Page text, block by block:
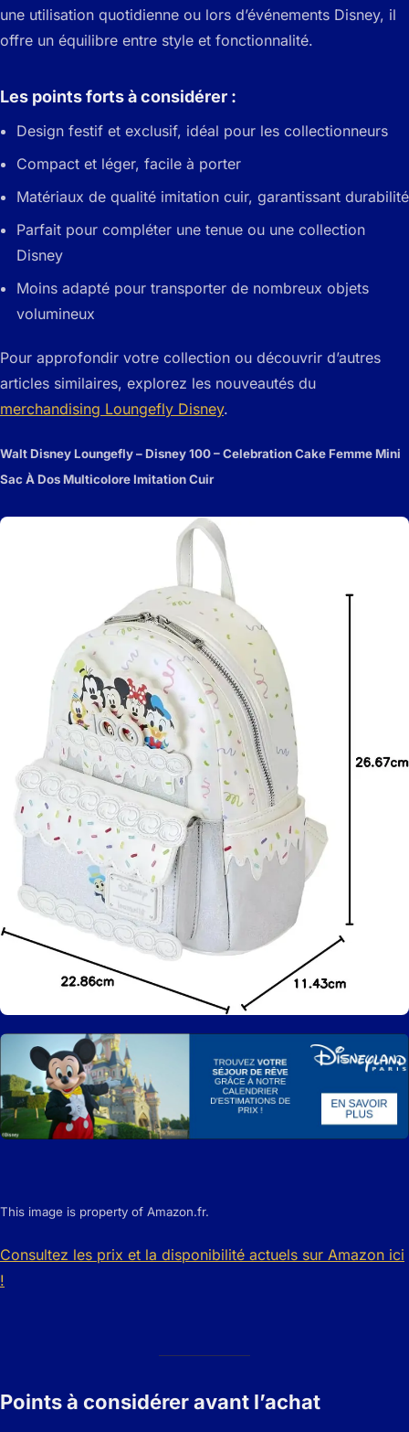
une utilisation quotidienne ou lors d’événements Disney, il
offre un équilibre entre style et fonctionnalité.
Les points forts à considérer :
Design festif et exclusif, idéal pour les collectionneurs
Compact et léger, facile à porter
Matériaux de qualité imitation cuir, garantissant durabilité
Parfait pour compléter une tenue ou une collection
Disney
Moins adapté pour transporter de nombreux objets
volumineux
Pour approfondir votre collection ou découvrir d’autres
articles similaires, explorez les nouveautés du
merchandising Loungefly Disney.
Walt Disney Loungefly – Disney 100 – Celebration Cake Femme Mini
Sac À Dos Multicolore Imitation Cuir
This image is property of Amazon.fr.
Consultez les prix et la disponibilité actuels sur Amazon ici
!
Points à considérer avant l’achat